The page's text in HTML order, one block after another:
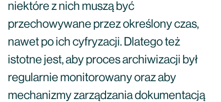
niektóre z nich muszą być
przechowywane przez określony czas,
nawet po ich cyfryzacji. Dlatego też
istotne jest, aby proces archiwizacji był
regularnie monitorowany oraz aby
mechanizmy zarządzania dokumentacją